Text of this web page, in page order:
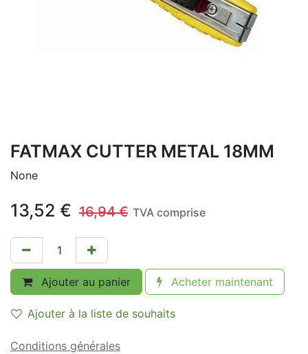
FATMAX CUTTER METAL 18MM
None
13,52 € 16,94€ TVA comprise
Ajouter au panier Acheter maintenant
Ajouter à la liste de souhaits
Conditions générales